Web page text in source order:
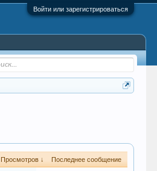
Войти или зарегистрироваться
Просмотров ↓ Последнее сообщение